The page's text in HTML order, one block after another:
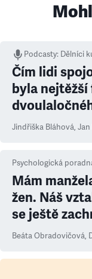
Podcasty: Dělníci
Čím lidi
byla
Jindřiška Bláhová, Jan
Psychologická
Mám
žen. Náš
se ještě
Beáta Obradovičová,